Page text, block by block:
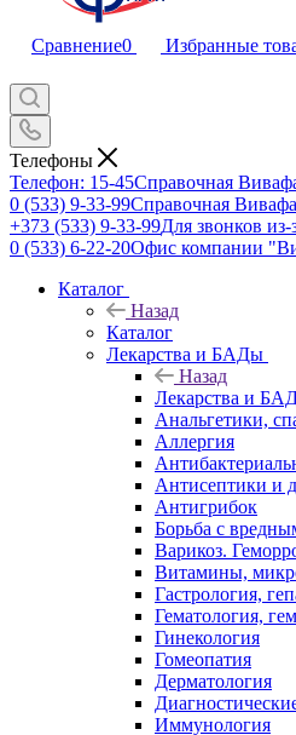
Сравнение0 Избранные
Телефоны
Телефон: 15-45Справочная
0 (533) 9-33-99Справочная
+373 (533) 9-33-99Для звонков из-
0 (533) 6-22-20Офис компании
Каталог
Назад
Каталог
Лекарства и БАДы
Назад
Лекарства и
Анальгетики,
Аллергия
Антисептики и
Антигрибок
Борьба с
Варикоз.
Витамины,
Гастрология,
Гематология,
Гинекология
Гомеопатия
Дерматология
Иммунология